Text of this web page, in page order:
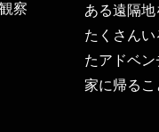
察
ある遠隔
たくさん
たアドベ
家に帰るこ